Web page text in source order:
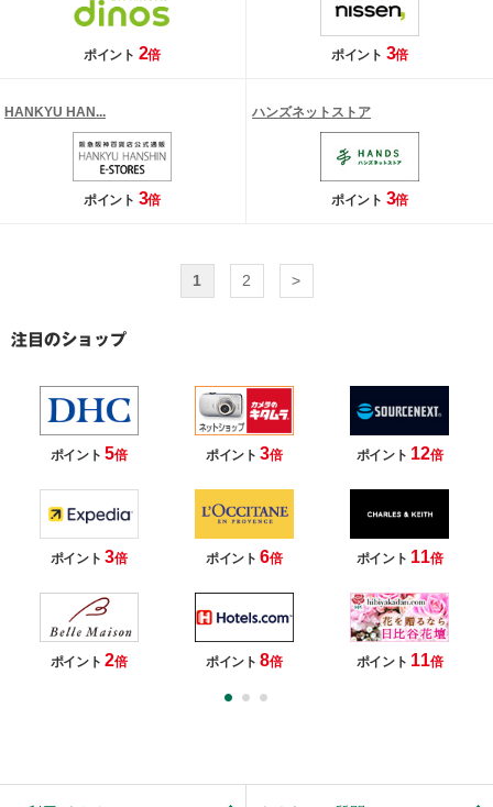
ポイント 2倍 ポイント 3倍
HANKYU HAN...
ポイント 3倍
ハンズネットストア
ポイント 3倍
1 2 >
ポイント5倍 ポイント3倍 ポイント 12倍
ポイント3倍 ポイント6倍 ポイント 11倍
ポイント2倍 ポイント8倍 ポイント 11倍